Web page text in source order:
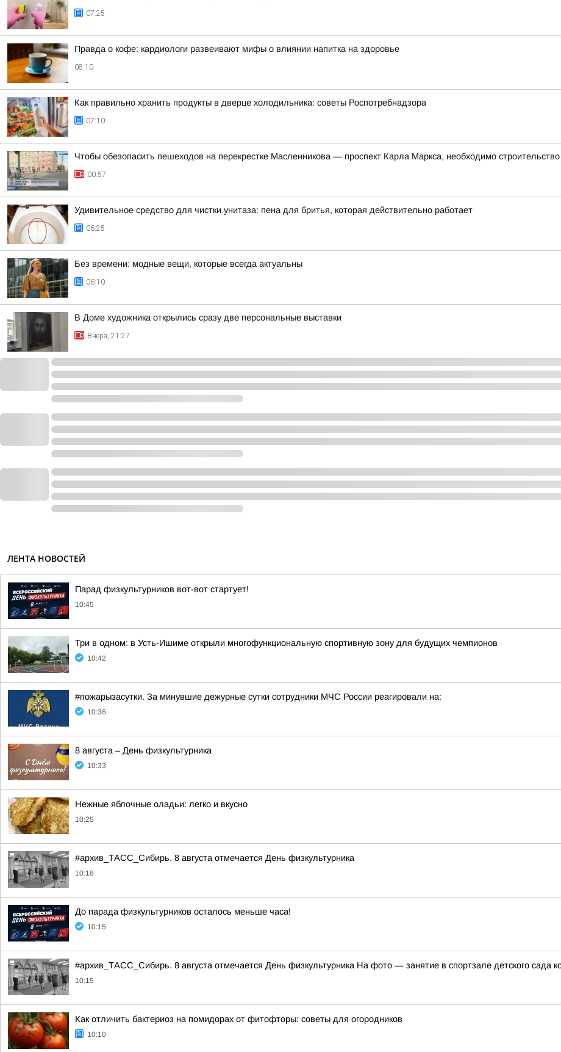
07:25
Правда о кофе: кардиологи развеивают мифы о влиянии напитка на здоровье
08:10
Как правильно хранить продукты в дверце холодильника: советы Роспотребнадзора
07:10
Чтобы обезопасить пешеходов на перекрестке Масленникова — проспект Карла Маркса, необходимо
00:57
Удивительное средство для чистки унитаза: пена для бритья, которая действительно работает
06:25
Без времени: модные вещи, которые всегда актуальны
06:10
В Доме художника открылись сразу две персональные выставки
Вчера, 21:27
ЛЕНТА НОВОСТЕЙ
Парад физкультурников вот-вот стартует!
10:45
Три в одном: в Усть-Ишиме открыли многофункциональную спортивную зону для будущих чемпионов
10:42
#пожарызасутки. За минувшие дежурные сутки сотрудники МЧС России реагировали на:
10:36
8 августа – День физкультурника
10:33
Нежные яблочные оладьи: легко и вкусно
10:25
#архив_ТАСС_Сибирь. 8 августа отмечается День физкультурника
10:18
До парада физкультурников осталось меньше часа!
10:15
#архив_ТАСС_Сибирь. 8 августа отмечается День физкультурника На фото — занятие в спортзале детского сада
10:15
Как отличить бактериоз на помидорах от фитофторы: советы для огородников
10:10